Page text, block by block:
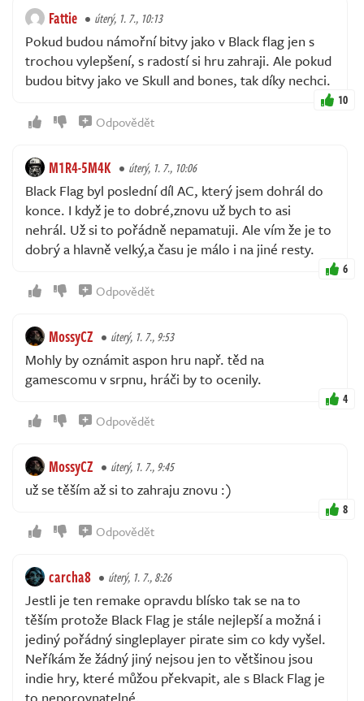
Fattie úterý, 1. 7., 10:13
Pokud budou námořní bitvy jako v Black flag jen s
trochou vylepšení, s radostí si hru zahraji. Ale pokud
budou bitvy jako ve Skull and bones, tak díky nechci.
10
Odpovědět
M1R4-5M4K úterý, 1. 7., 10:06
Black Flag byl poslední díl AC, který jsem dohrál do
konce. I když je to dobré,znovu už bych to asi
nehrál. Už si to pořádně nepamatuji. Ale vím že je to
dobrý a hlavně velký,a času je málo i na jiné resty.
6
Odpovědět
MossyCZ úterý, 1. 7., 9:53
Mohly by oznámit aspon hru např. těd na
gamescomu v srpnu, hráči by to ocenily.
4
Odpovědět
MossyCZ úterý, 1. 7., 9:45
už se těším až si to zahraju znovu :)
8
Odpovědět
carcha8 úterý, 1. 7., 8:26
Jestli je ten remake opravdu blísko tak se na to
těším protože Black Flag je stále nejlepší a možná i
jediný pořádný singleplayer pirate sim co kdy vyšel.
Neříkám že žádný jiný nejsou jen to většinou jsou
indie hry, které můžou překvapit, ale s Black Flag je